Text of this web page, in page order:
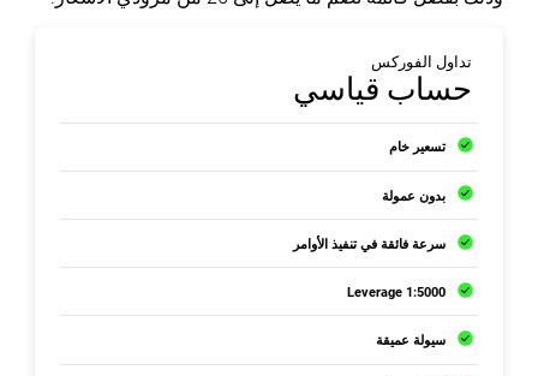
تداول الفوركس
حساب قياسي
تسعير خام
بدون عمولة
‎سرعة فائقة ‏في تنفيذ الأوامر‎
1:5000 Leverage
سيولة عميقة